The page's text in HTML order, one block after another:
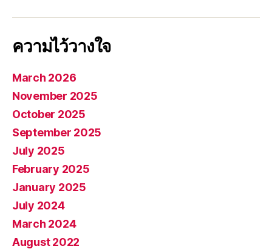
ความไว้วางใจ
March 2026
November 2025
October 2025
September 2025
July 2025
February 2025
January 2025
July 2024
March 2024
August 2022